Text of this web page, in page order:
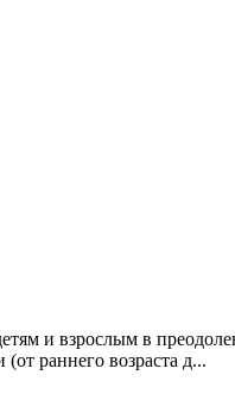
и взрослым в
раннего возраста д...